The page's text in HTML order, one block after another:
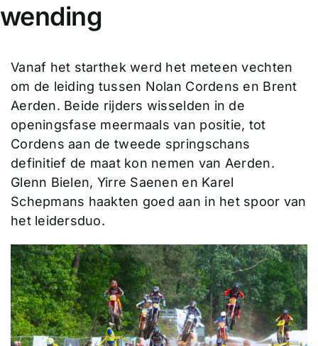
wending
Vanaf het starthek werd het meteen vechten
om de leiding tussen Nolan Cordens en Brent
Aerden. Beide rijders wisselden in de
openingsfase meermaals van positie, tot
Cordens aan de tweede springschans
definitief de maat kon nemen van Aerden.
Glenn Bielen, Yirre Saenen en Karel
Schepmans haakten goed aan in het spoor van
het leidersduo.